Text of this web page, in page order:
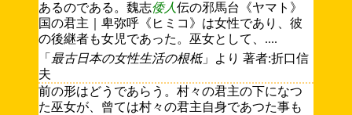
あるのである。魏志倭人伝の邪馬台《ヤマト》
国の君主｜卑弥呼《ヒミコ》は女性であり、彼
の後継者も女児であった。巫女として、....
「 最古日本の女性生活の根柢」より 著者:折口信
夫
前の形はどうであらう。村々の君主の下になつ
た巫女が、曾ては村々の君主自身であつた事も